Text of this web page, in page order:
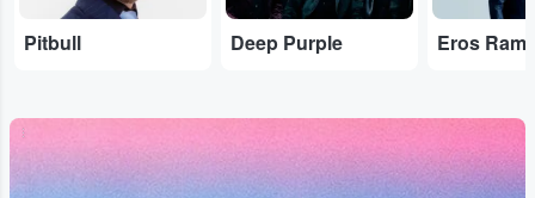
Pitbull Deep Purple Eros
...